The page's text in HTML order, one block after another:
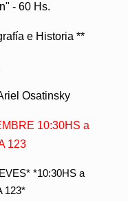
- 60 Hs.
e Historia **
Osatinsky
10:30HS a
123
*10:30HS a
123*